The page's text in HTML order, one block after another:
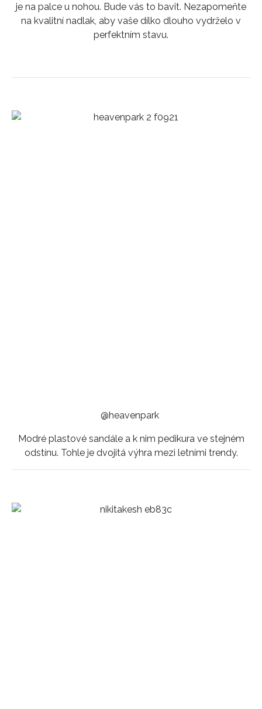
je na palce u nohou. Bude vás to bavit. Nezapomeňte
na kvalitní nadlak, aby vaše dílko dlouho vydrželo v
perfektním stavu.
@heavenpark
Modré plastové sandále a k nim pedikura ve stejném
odstínu. Tohle je dvojitá výhra mezi letními trendy.